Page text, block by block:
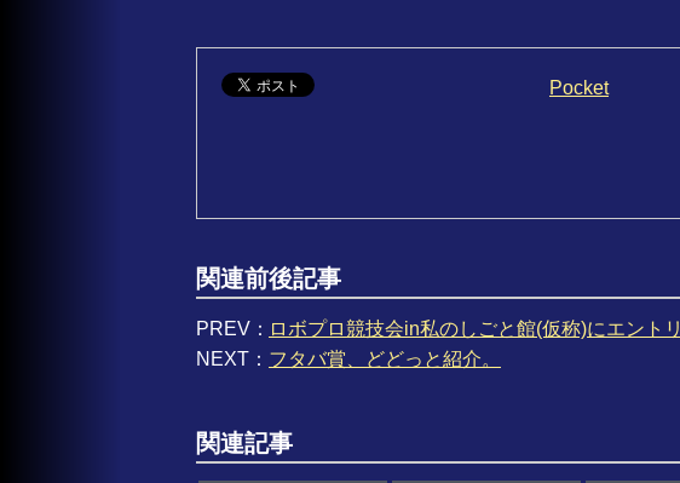
Pocket
関連前後記事
PREV： ロボプロ競技会in私のしごと館(仮称)にエントリ
NEXT： フタバ賞、どどっと紹介。
関連記事